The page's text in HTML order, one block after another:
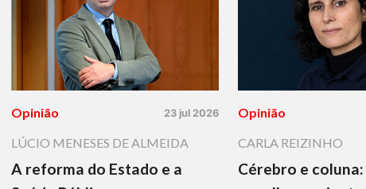
Opinião 23 jul 2026
LÚCIO MENESES DE ALMEIDA
A reforma do Estado e a
Opinião
CARLA REIZINHO
Cérebro e coluna: